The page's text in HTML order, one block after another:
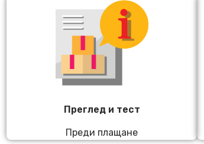
Преглед и тест
Преди плащане